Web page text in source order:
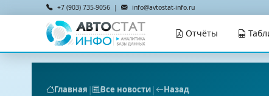
+7 (903) 735-9056 | info@avtostat-info.ru
Отчёты
Главная | Все новости| Назад